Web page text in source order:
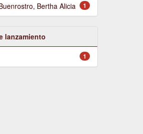
1
Bertha Alicia
lanzamiento
1